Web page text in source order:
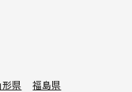
形県 福島県